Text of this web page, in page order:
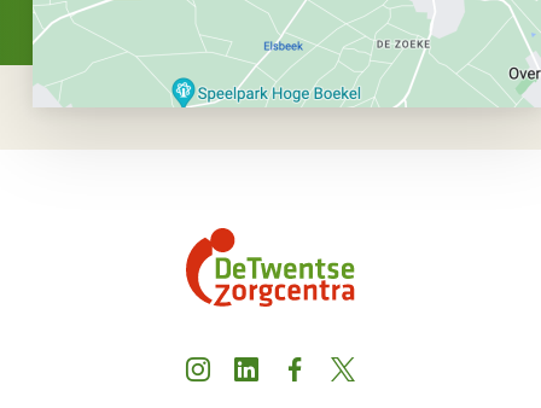
InstagramLinkedInFacebook
X